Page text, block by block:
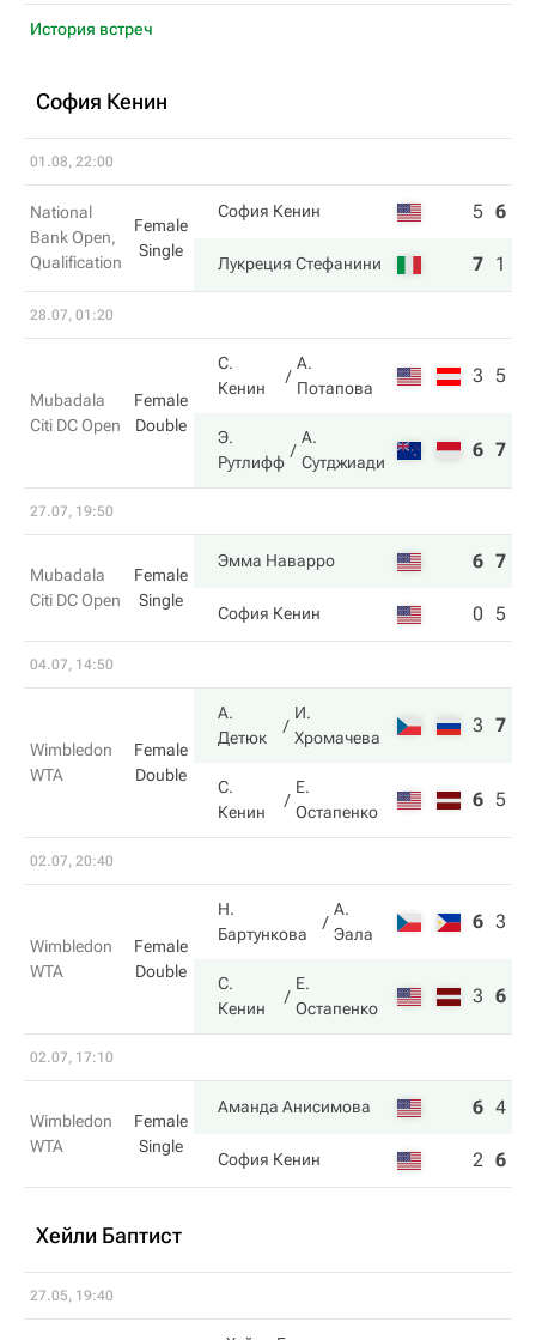
История встреч
София Кенин
01.08, 22:00
National
Bank Open,
Qualification
Female
Single
София Кенин 5 6
Лукреция Стефанини 7 1
28.07, 01:20
Mubadala
Citi DC Open
Female
Double
С.
Кенин
А.
Потапова
3 5
Э.
Рутлифф
А.
Сутджиади
6 7
27.07, 19:50
Mubadala
Citi DC Open
Female
Single
Эмма Наварро 6 7
София Кенин 0 5
04.07, 14:50
Wimbledon
WTA
Female
Double
А.
Детюк
И.
Хромачева
3 7
С.
Кенин
Е.
Остапенко
6 5
02.07, 20:40
Wimbledon
WTA
Female
Double
Н.
Бартункова
А.
Эала
6 3
С.
Кенин
Е.
Остапенко
3 6
02.07, 17:10
Wimbledon
WTA
Female
Single
Аманда Анисимова 6 4
София Кенин 2 6
Хейли Баптист
27.05, 19:40